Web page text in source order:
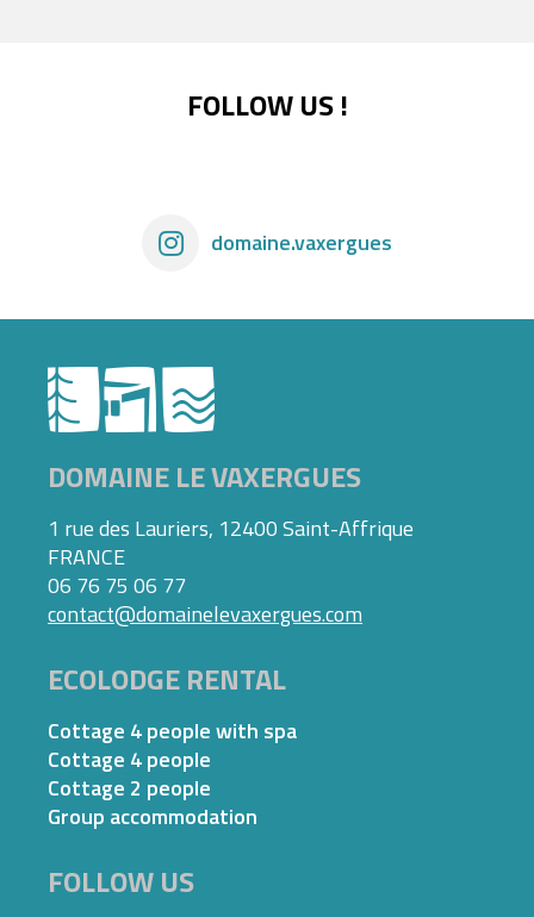
FOLLOW US !
domaine.vaxergues
DOMAINE LE VAXERGUES
1 rue des Lauriers, 12400 Saint-Affrique
FRANCE
06 76 75 06 77
contact@domainelevaxergues.com
ECOLODGE RENTAL
Cottage 4 people with spa
Cottage 4 people
Cottage 2 people
Group accommodation
FOLLOW US